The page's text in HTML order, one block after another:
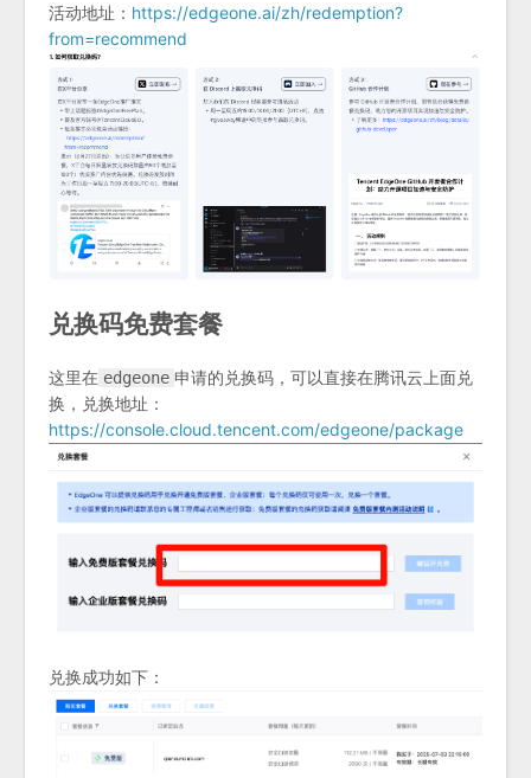
活动地址： https://edgeone.ai/zh/redemption?
from=recommend
兑换码免费套餐
这里在 edgeone 申请的兑换码，可以直接在腾讯云上面兑
换，兑换地址：
https://console.cloud.tencent.com/edgeone/package
兑换成功如下：